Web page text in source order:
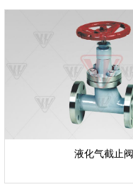
液化气截止阀